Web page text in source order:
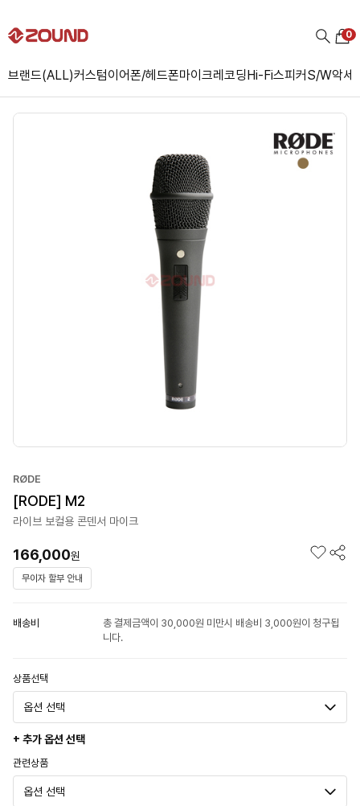
브랜드(ALL)커스텀이어폰/헤드폰마이크레코딩Hi-Fi스피커S/W악세
0
RØDE
[RODE] M2
라이브 보컬용 콘덴서 마이크
166,000원
무이자 할부 안내
배송비
총 결제금액이 30,000원 미만시 배송비 3,000원이 청구됩
니다.
상품선택
+ 추가 옵션 선택
관련상품